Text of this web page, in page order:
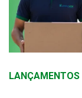
LANÇAMENTOS